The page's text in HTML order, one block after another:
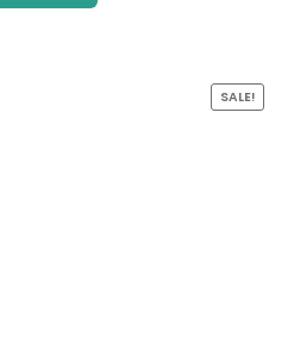
SALE!